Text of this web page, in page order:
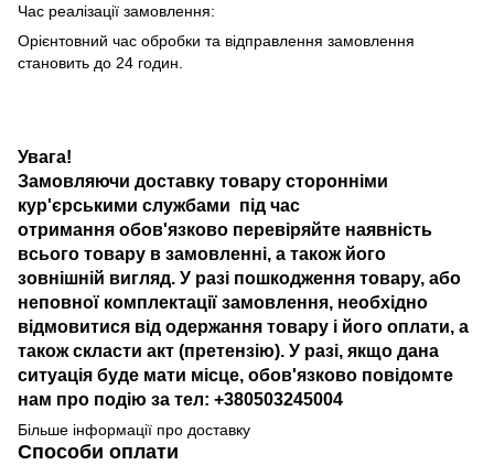
Час реалізації замовлення:
Орієнтовний час обробки та відправлення замовлення
становить до 24 годин.
Увага!
Замовляючи доставку товару сторонніми
кур'єрськими службами під час
отримання обов'язково перевіряйте наявність
всього товару в замовленні, а також його
зовнішній вигляд. У разі пошкодження товару, або
неповної комплектації замовлення, необхідно
відмовитися від одержання товару і його оплати, а
також скласти акт (претензію). У разі, якщо дана
ситуація буде мати місце, обов'язково повідомте
нам про подію за тел: +380503245004
Більше інформації про доставку
Способи оплати